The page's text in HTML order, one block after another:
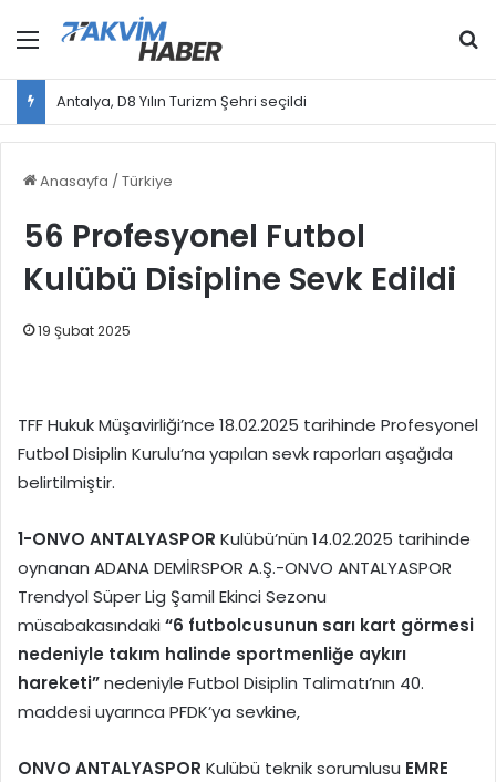
Menü
Cumhurbaşkanı Erdoğan, Bahçeli ile bir araya gelecek
Anasayfa / Türkiye
56 Profesyonel Futbol
Kulübü Disipline Sevk Edildi
19 Şubat 2025
TFF Hukuk Müşavirliği’nce 18.02.2025 tarihinde Profesyonel
Futbol Disiplin Kurulu’na yapılan sevk raporları aşağıda
belirtilmiştir.
1-ONVO ANTALYASPOR Kulübü’nün 14.02.2025 tarihinde
oynanan ADANA DEMİRSPOR A.Ş.-ONVO ANTALYASPOR
Trendyol Süper Lig Şamil Ekinci Sezonu
müsabakasındaki“6 futbolcusunun sarı kart görmesi
nedeniyle takım halinde sportmenliğe aykırı
hareketi”nedeniyle Futbol Disiplin Talimatı’nın 40.
maddesi uyarınca PFDK’ya sevkine,
ONVO ANTALYASPOR Kulübü teknik sorumlusu EMRE